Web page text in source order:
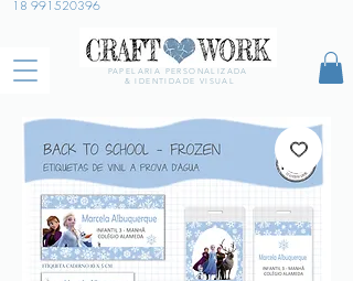
18 991520396
PAPELARIA PERSONALIZADA
& IDENTIDADE VISUAL